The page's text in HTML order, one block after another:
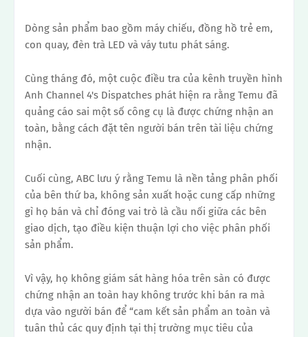
Dòng sản phẩm bao gồm máy chiếu, đồng hồ trẻ em,
con quay, đèn trà LED và váy tutu phát sáng.
Cùng tháng đó, một cuộc điều tra của kênh truyền hình
Anh Channel 4's Dispatches phát hiện ra rằng Temu đã
quảng cáo sai một số công cụ là được chứng nhận an
toàn, bằng cách đặt tên người bán trên tài liệu chứng
nhận.
Cuối cùng, ABC lưu ý rằng Temu là nền tảng phân phối
của bên thứ ba, không sản xuất hoặc cung cấp những
gì họ bán và chỉ đóng vai trò là cầu nối giữa các bên
giao dịch, tạo điều kiện thuận lợi cho việc phân phối
sản phẩm.
Vì vậy, họ không giám sát hàng hóa trên sàn có được
chứng nhận an toàn hay không trước khi bán ra mà
dựa vào người bán để “cam kết sản phẩm an toàn và
tuân thủ các quy định tại thị trường mục tiêu của